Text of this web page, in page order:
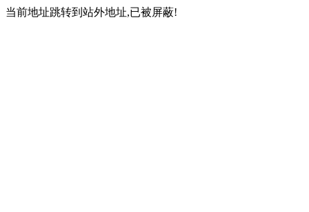
当前地址跳转到站外地址,已被屏蔽!